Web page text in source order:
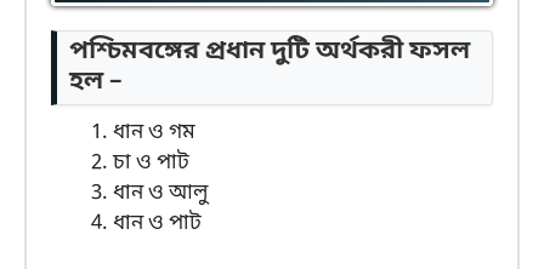
পশ্চিমবঙ্গের প্রধান দুটি অর্থকরী ফসল
হল –
ধান ও গম
চা ও পাট
ধান ও আলু
ধান ও পাট